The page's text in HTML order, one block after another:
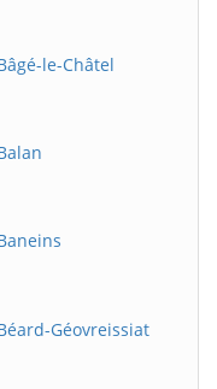
le-Châtel
Géovreissiat